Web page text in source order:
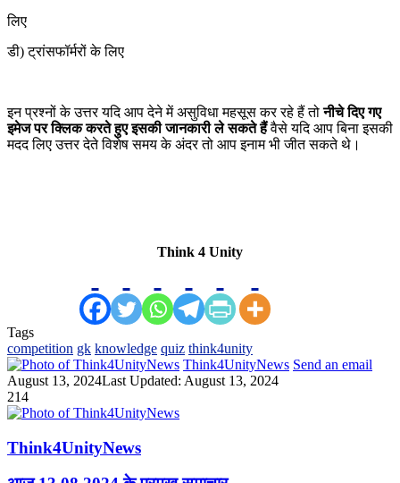
लिए
डी) ट्रांसफॉर्मरों के लिए
इन प्रश्नों के उत्तर यदि आप देने में असुविधा महसूस कर रहे हैं तोनीचे दिए गए
इमेज पर क्लिक करते हुए इसकी जानकारी ले सकते हैंवैसे यदि आप बिना इसकी
मदद लिए उत्तर देते विशेष समय के अंदर तो आप इनाम भी जीत सकते थे।
Think 4 Unity
Tags
competition gk knowledge quiz think4unity
Think4UnityNews Send an email
August 13, 2024Last Updated: August 13, 2024
214
Think4UnityNews